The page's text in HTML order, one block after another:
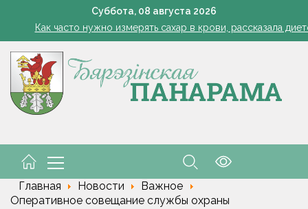
Суббота, 08 августа 2026
в Беларуси в выходные: местами кратковременные дожди,
Как часто нужно измерять сахар в крови, рассказала
В июле свидетельства о рождении получили 12 детей
Одна ночь - и грядки чистые: ловушка для слизней из яичных
в Беларуси в выходные: местами кратковременные дожди,
Главная Новости
Важное
Оперативное совещание службы охраны